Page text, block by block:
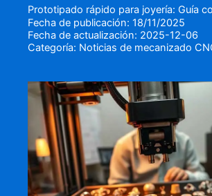
Prototipado rápido para joyería: Guía
Fecha de publicación: 18/11/2025
Fecha de actualización: 2025-12-06
Categoría: Noticias de mecanizado